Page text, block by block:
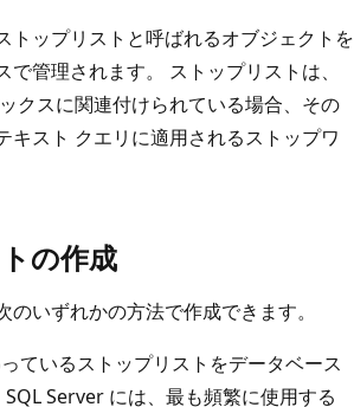
トップリストと呼ばれるオブジェクトを
管理されます。 ストップリストは、
クスに関連付けられている場合、その
キスト クエリに適用されるストップワ
の作成
のいずれかの方法で作成できます。
ているストップリストをデータベース
Server には、最も頻繁に使用する